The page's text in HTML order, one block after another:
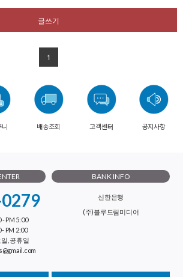
글쓰기
1
배송조회 고객센터 공지사항
- PM 5:00
- PM 2:00
, 공휴일
BANK INFO
신한은행
(주)블루드림미디어